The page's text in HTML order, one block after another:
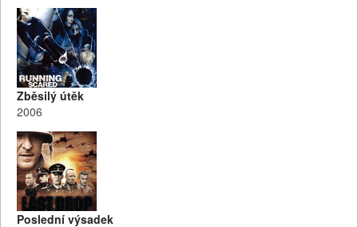
Zběsilý útěk
2006
Poslední výsadek